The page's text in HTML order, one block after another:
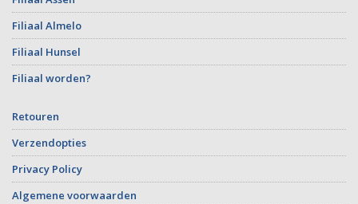
Filiaal Almelo
Filiaal Hunsel
Filiaal worden?
Retouren
Verzendopties
Privacy Policy
Algemene voorwaarden